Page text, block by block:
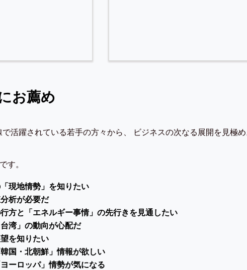
お薦め
活躍されている若手の方々から、 ビジネスの次なる展開を見極
す。
現地情勢」を知りたい
分析が必要だ
行方と「エネルギー事情」の先行きを見通したい
湾」の動向が心配だ
を知りたい
国・北朝鮮」情報が欲しい
ーロッパ」情勢が気になる